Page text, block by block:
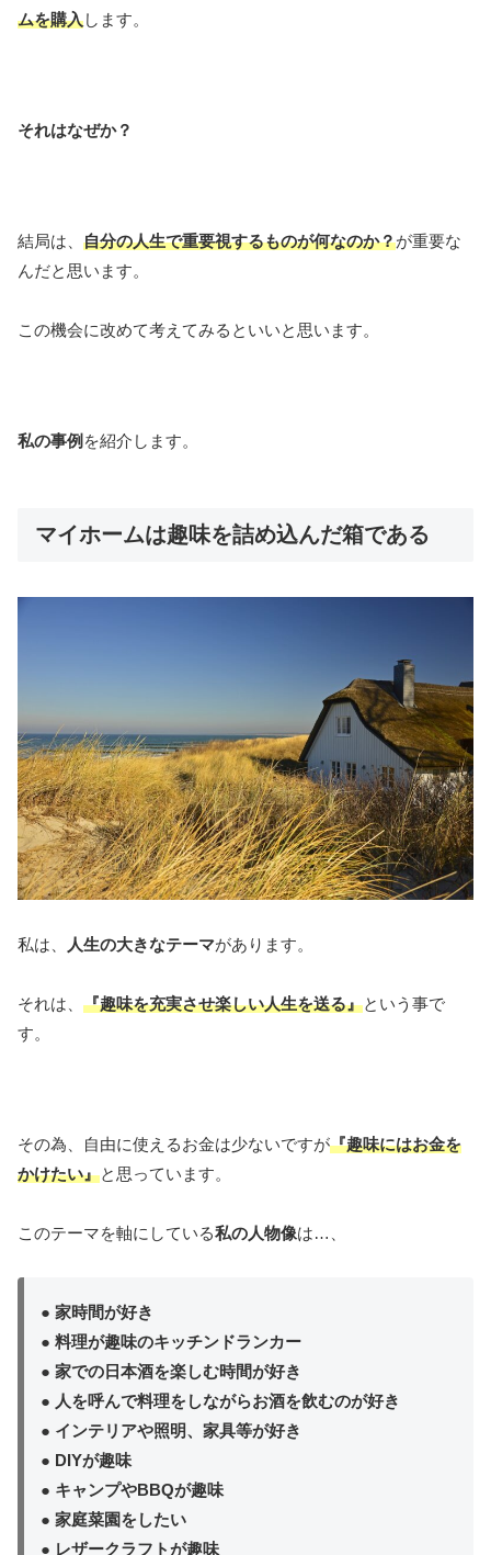
ムを購入します。
それはなぜか？
結局は、 自分の人生で重要視するものが何なのか？が重要な
んだと思います。
この機会に改めて考えてみるといいと思います。
私の事例 を紹介します。
マイホームは趣味を詰め込んだ箱である
私は、 人生の大きなテーマがあります。
それは、 『趣味を充実させ楽しい人生を送る』という事で
す。
その為、自由に使えるお金は少ないですが『趣味にはお金を
かけたい』と思っています。
このテーマを軸にしている私の人物像は…、
● 家時間が好き
● 料理が趣味のキッチンドランカー
● 家での日本酒を楽しむ時間が好き
● 人を呼んで料理をしながらお酒を飲むのが好き
● インテリアや照明、家具等が好き
● DIYが趣味
● キャンプやBBQが趣味
● 家庭菜園をしたい
● レザークラフトが趣味